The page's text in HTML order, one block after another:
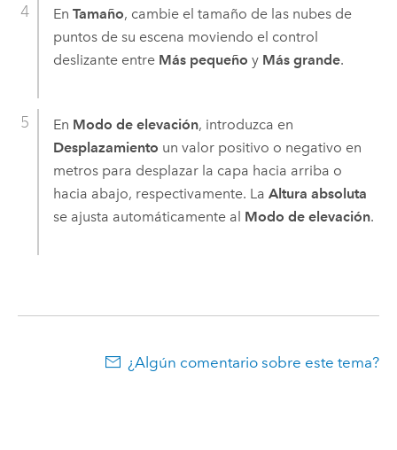
En Tamaño, cambie el tamaño de las nubes de
puntos de su escena moviendo el control
deslizante entre Más pequeño y Más grande.
En Modo de elevación, introduzca en
Desplazamiento un valor positivo o negativo en
metros para desplazar la capa hacia arriba o
hacia abajo, respectivamente. La Altura absoluta
se ajusta automáticamente al Modo de elevación.
¿Algún comentario sobre este tema?